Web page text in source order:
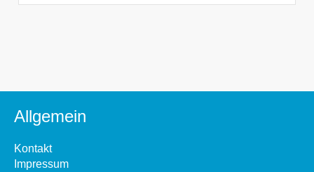
Allgemein
Kontakt
Impressum